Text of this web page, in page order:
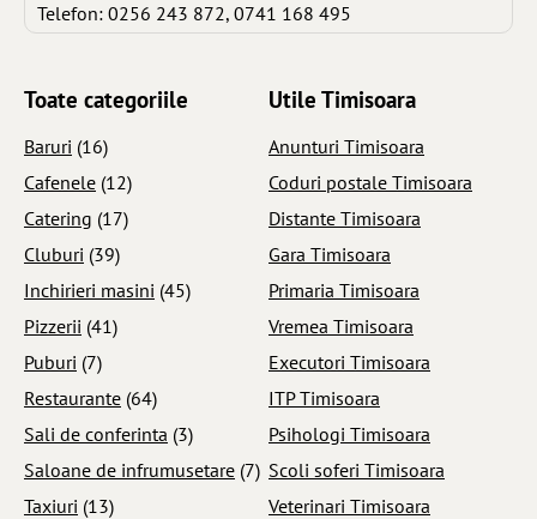
Telefon: 0256 243 872, 0741 168 495
Toate categoriile
Baruri (16)
Cafenele (12)
Catering (17)
Cluburi (39)
Inchirieri masini (45)
Pizzerii (41)
Puburi (7)
Restaurante (64)
Sali de conferinta (3)
Saloane de infrumusetare (7)
Taxiuri (13)
Utile Timisoara
Anunturi Timisoara
Coduri postale Timisoara
Distante Timisoara
Gara Timisoara
Primaria Timisoara
Vremea Timisoara
Executori Timisoara
ITP Timisoara
Psihologi Timisoara
Scoli soferi Timisoara
Veterinari Timisoara